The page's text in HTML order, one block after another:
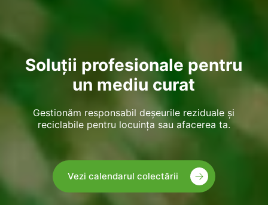
Soluții profesionale pentru
un mediu curat
Gestionăm responsabil deșeurile reziduale și
reciclabile pentru locuința sau afacerea ta.
Vezi calendarul colectării